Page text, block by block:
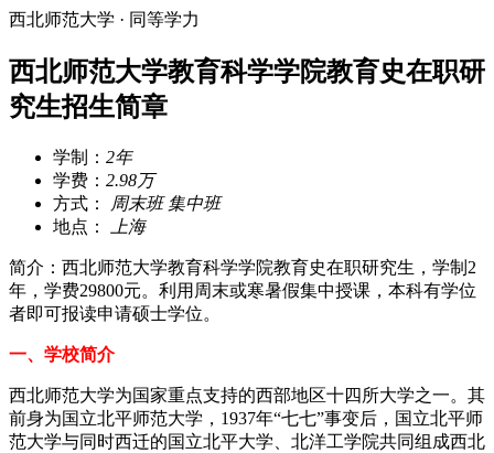
西北师范大学 · 同等学力
西北师范大学教育科学学院教育史在职研
究生招生简章
学制： 2年
学费： 2.98万
方式：
周末班 集中班
地点：
上海
简介：西北师范大学教育科学学院教育史在职研究生，学制2
年，学费29800元。利用周末或寒暑假集中授课，本科有学位
者即可报读申请硕士学位。
一、学校简介
西北师范大学为国家重点支持的西部地区十四所大学之一。其
前身为国立北平师范大学，1937年“七七”事变后，国立北平师
范大学与同时西迁的国立北平大学、北洋工学院共同组成西北